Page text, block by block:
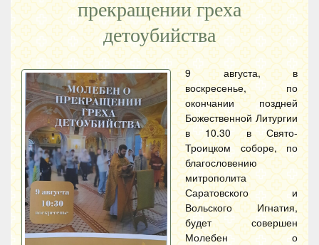
прекращении греха
детоубийства
9 августа, в
воскресенье, по
окончании поздней
Божественной Литургии
в 10.30 в Свято-
Троицком соборе, по
благословению
митрополита
Саратовского и
Вольского Игнатия,
будет совершен
Молебен о